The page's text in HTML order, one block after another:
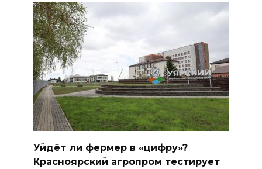
Уйдёт ли фермер в «цифру»?
Красноярский агропром тестирует